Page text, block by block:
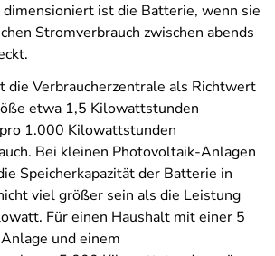
dimensioniert ist die Batterie, wenn sie
Stromverbrauch zwischen abends
die Verbraucherzentrale als Richtwert
etwa 1,5 Kilowattstunden
1.000 Kilowattstunden
Bei kleinen Photovoltaik-Anlagen
Speicherkapazität der Batterie in
viel größer sein als die Leistung
Für einen Haushalt mit einer 5
und einem